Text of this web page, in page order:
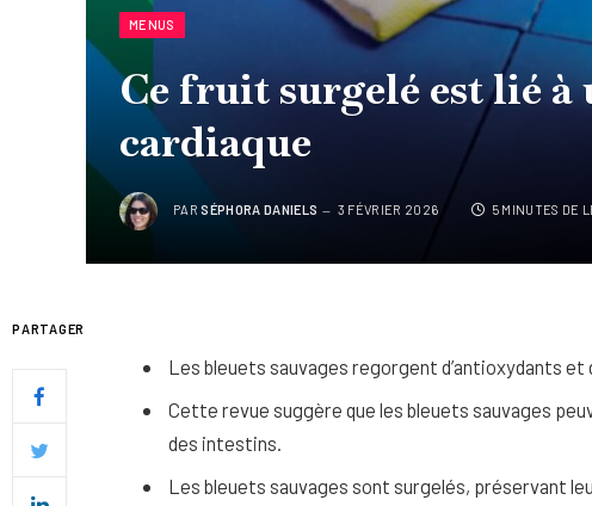
MENUS
Ce fruit surgelé est lié à
cardiaque
PAR SÉPHORA DANIELS 3 FÉVRIER 2026 5 MINUTES DE
PARTAGER
Les bleuets sauvages regorgent d’antioxydants
Cette revue suggère que les bleuets sauvages
des intestins.
Les bleuets sauvages sont surgelés, préservant